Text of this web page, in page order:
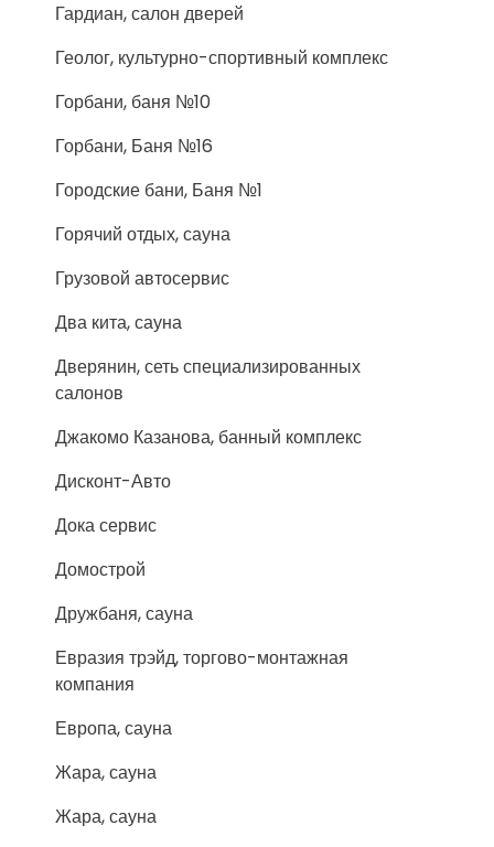
Гардиан, салон дверей
Геолог, культурно-спортивный комплекс
Горбани, баня №10
Горбани, Баня №16
Городские бани, Баня №1
Горячий отдых, сауна
Грузовой автосервис
Два кита, сауна
Дверянин, сеть специализированных
салонов
Джакомо Казанова, банный комплекс
Дисконт-Авто
Дока сервис
Домострой
Дружбаня, сауна
Евразия трэйд, торгово-монтажная
компания
Европа, сауна
Жара, сауна
Жара, сауна